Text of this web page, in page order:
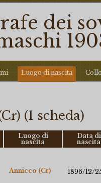
dei
Luogo di nascita
(1 scheda)
Luogo di
nascita
Data di
nascita
Annicco (Cr) 1896/12/